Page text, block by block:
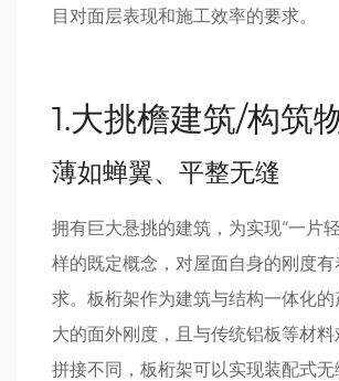
目对面层表现和施工效率的要求。
1.大挑檐建筑/构筑
薄如蝉翼、平整无缝
拥有巨大悬挑的建筑，为实现“一片
样的既定概念，对屋面自身的刚度
求。板桁架作为建筑与结构一体化
大的面外刚度，且与传统铝板等材
拼接不同，板桁架可以实现装配式